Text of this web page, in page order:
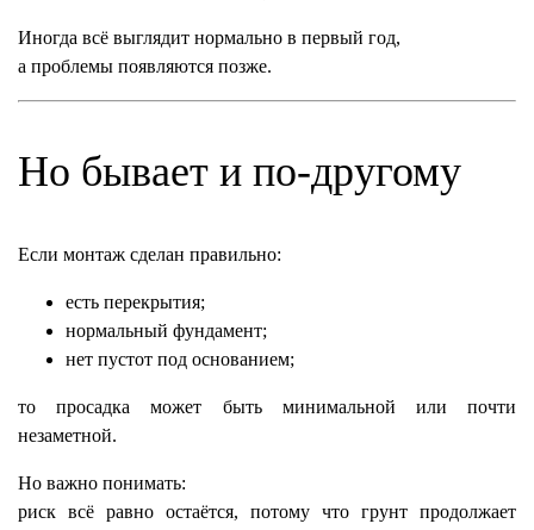
Иногда всё выглядит нормально в первый год,
а проблемы появляются позже.
Но бывает и по-другому
Если монтаж сделан правильно:
есть перекрытия;
нормальный фундамент;
нет пустот под основанием;
то просадка может быть минимальной или почти
незаметной.
Но важно понимать:
риск всё равно остаётся, потому что грунт продолжает